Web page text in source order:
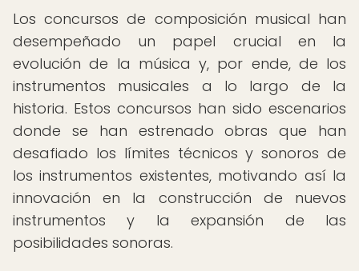
Los concursos de composición musical han
desempeñado un papel crucial en la
evolución de la música y, por ende, de los
instrumentos musicales a lo largo de la
historia. Estos concursos han sido escenarios
donde se han estrenado obras que han
desafiado los límites técnicos y sonoros de
los instrumentos existentes, motivando así la
innovación en la construcción de nuevos
instrumentos y la expansión de las
posibilidades sonoras.